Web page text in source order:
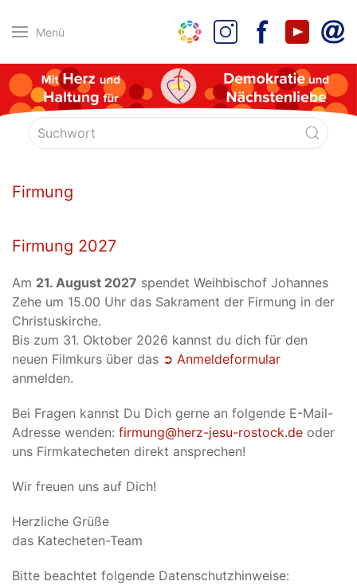
Menü
Firmung
Firmung 2027
Am 21. August 2027 spendet Weihbischof Johannes
Zehe um 15.00 Uhr das Sakrament der Firmung in der
Christuskirche.
Bis zum 31. Oktober 2026 kannst du dich für den
neuen Filmkurs über das ➲ Anmeldeformular
anmelden.
Bei Fragen kannst Du Dich gerne an folgende E-Mail-
Adresse wenden: firmung@herz-jesu-rostock.de oder
uns Firmkatecheten direkt ansprechen!
Wir freuen uns auf Dich!
Herzliche Grüße
das Katecheten-Team
Bitte beachtet folgende Datenschutzhinweise: